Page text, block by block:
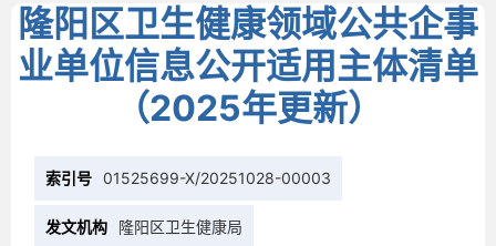
隆阳区卫生健康领域公共企事
业单位信息公开适用主体清单
（2025年更新）
索引号 01525699-X/20251028-00003
发文机构 隆阳区卫生健康局